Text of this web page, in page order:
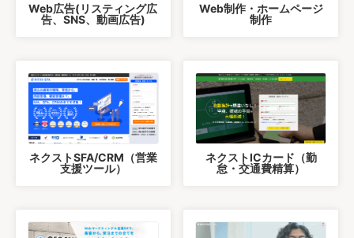
Web広告(リスティング広
告、SNS、動画広告)
Web制作・ホームページ
制作
ネクストSFA/CRM（営業
支援ツール）
ネクストICカード（勤
怠・交通費精算）